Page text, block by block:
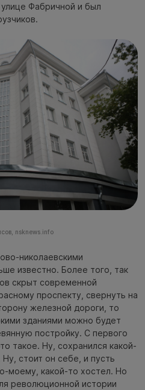
Фабричной и был
nsknews.info
николаевскими
известно. Более того, так
скрыт современной
проспекту, свернуть на
железной дороги, то
зданиями можно будет
постройку. С первого
такое. Ну, сохранился какой-
стоит он себе, и пусть
моему, какой-то хостел. Но
революционной истории